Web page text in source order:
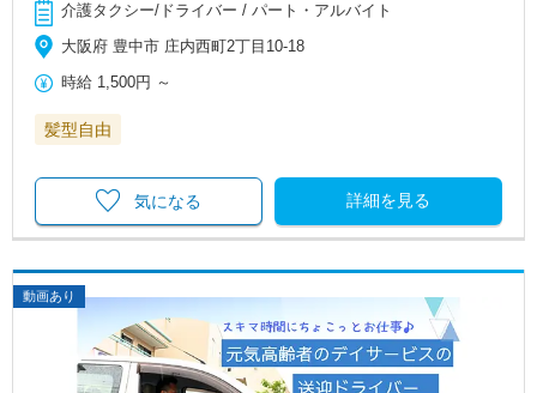
介護タクシー/ドライバー / パート・アルバイト
大阪府 豊中市 庄内西町2丁目10-18
時給 1,500円 ～
髪型自由
詳細を見る
気になる
動画あり